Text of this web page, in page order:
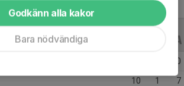
ALLA ÅR
0
10 1 7
Godkänn alla kakor
Bara nödvändiga